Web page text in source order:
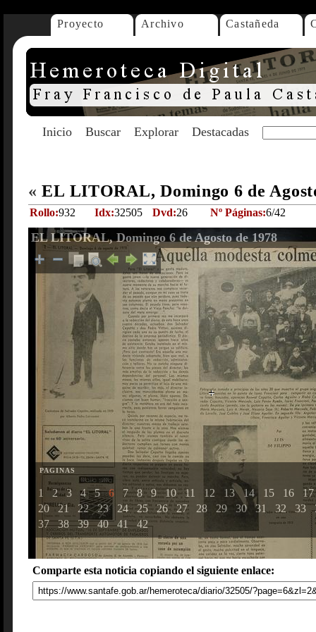
Proyecto Archivo Castañeda
Inicio Buscar Explorar Destacadas
« EL LITORAL, Domingo 6 de
Rollo:932 Idx:32505 Dvd:26 Nº Páginas:6/42
EL LITORAL, Domingo 6 de Agosto de 1978
PAGINAS
1 2 3 4 5 6 7 8 9 10 11 12 13 14 15 16
17
20
21 22 23 24 25 26 27 28 29 30 31 32 33
37
38 39 40 41 42
Comparte esta noticia copiando el siguiente enlace: